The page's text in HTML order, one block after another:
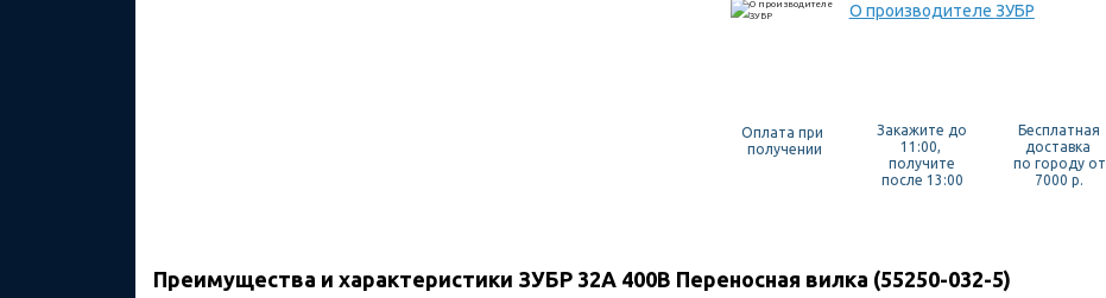
О производителе ЗУБР
Оплата при
получении
Закажите до
11:00,
получите
после 13:00
Бесплатная
доставка
по городу от
7000 р.
Преимущества и характеристики ЗУБР 32A 400В Переносная вилка (55250-032-5)